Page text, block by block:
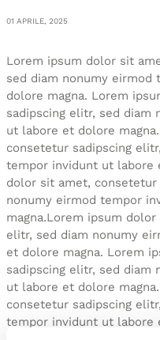
01 APRILE, 2025
Lorem ipsum dolor sit
sed diam nonumy
dolore magna. Lorem
sadipscing elitr, sed diam
ut labore et dolore
consetetur sadipscing
tempor invidunt ut labore
dolor sit amet, consetetur
nonumy eirmod tempor
magna.Lorem ipsum
elitr, sed diam nonumy
et dolore magna. Lorem
sadipscing elitr, sed diam
ut labore et dolore
consetetur sadipscing
tempor invidunt ut labore